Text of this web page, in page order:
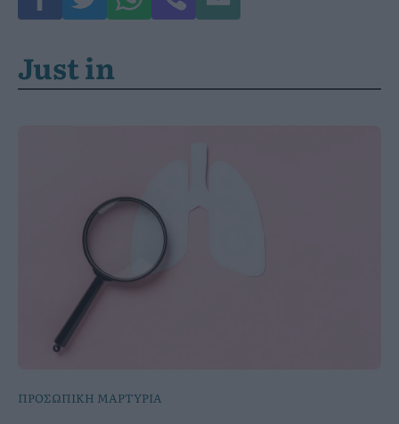
Just in
ΠΡΟΣΩΠΙΚΗ ΜΑΡΤΥΡΙΑ